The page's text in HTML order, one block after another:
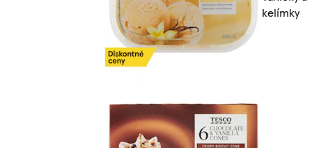
kelímky